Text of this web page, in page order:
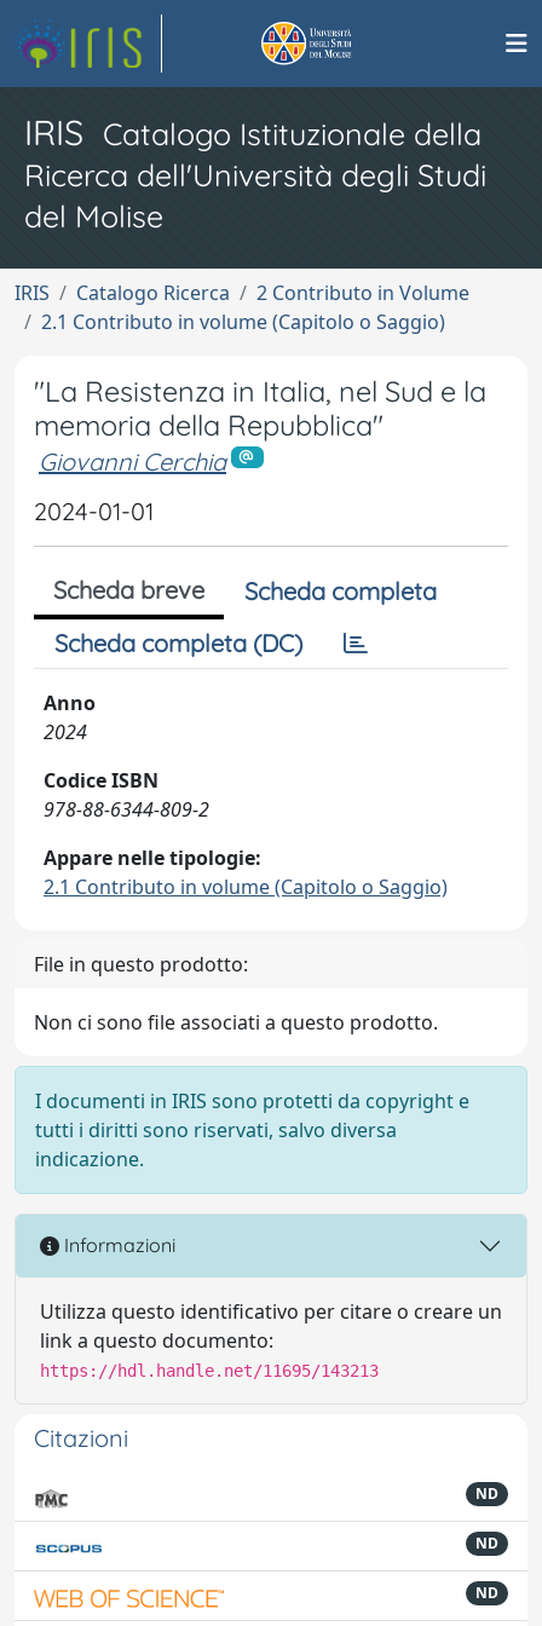
IRIS Catalogo Istituzionale della
Ricerca dell'Università degli Studi
del Molise
IRIS Catalogo Ricerca
2 Contributo in Volume
2.1 Contributo in volume (Capitolo o Saggio)
"La Resistenza in Italia, nel Sud e la
memoria della Repubblica"
Giovanni Cerchia
2024-01-01
Scheda breve
Scheda completa
Scheda completa (DC)
Anno
2024
Codice ISBN
978-88-6344-809-2
Appare nelle tipologie:
2.1 Contributo in volume (Capitolo o Saggio)
File in questo prodotto:
Non ci sono file associati a questo prodotto.
I documenti in IRIS sono protetti da copyright e
tutti i diritti sono riservati, salvo diversa
indicazione.
Informazioni
Utilizza questo identificativo per citare o creare un
link a questo documento:
https://hdl.handle.net/11695/143213
Citazioni
ND
ND
ND